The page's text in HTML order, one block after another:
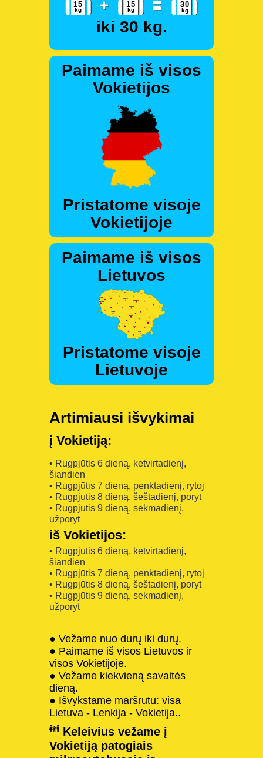
iki 30 kg.
Paimame iš visos
Vokietijos
Pristatome visoje
Vokietijoje
Paimame iš visos
Lietuvos
Pristatome visoje
Lietuvoje
Artimiausi išvykimai
į Vokietiją:
• Rugpjūtis 6 dieną, ketvirtadienį,
šiandien
• Rugpjūtis 7 dieną, penktadienį, rytoj
• Rugpjūtis 8 dieną, šeštadienį, poryt
• Rugpjūtis 9 dieną, sekmadienį,
užporyt
iš Vokietijos:
• Rugpjūtis 6 dieną, ketvirtadienį,
šiandien
• Rugpjūtis 7 dieną, penktadienį, rytoj
• Rugpjūtis 8 dieną, šeštadienį, poryt
• Rugpjūtis 9 dieną, sekmadienį,
užporyt
● Vežame nuo durų iki durų.
● Paimame iš visos Lietuvos ir
visos Vokietijoje.
● Vežame kiekvieną savaitės
dieną.
● Išvykstame maršrutu: visa
Lietuva - Lenkija - Vokietija..
Keleivius vežame į
Vokietiją patogiais